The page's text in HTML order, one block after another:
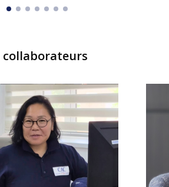
collaborateurs